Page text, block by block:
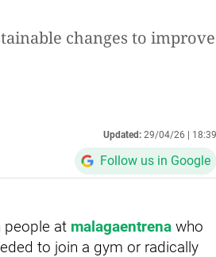
changes to
Updated: 29/04/26 | 18:39
Follow us in Google
people at malagaentrena who
to join a gym or radically